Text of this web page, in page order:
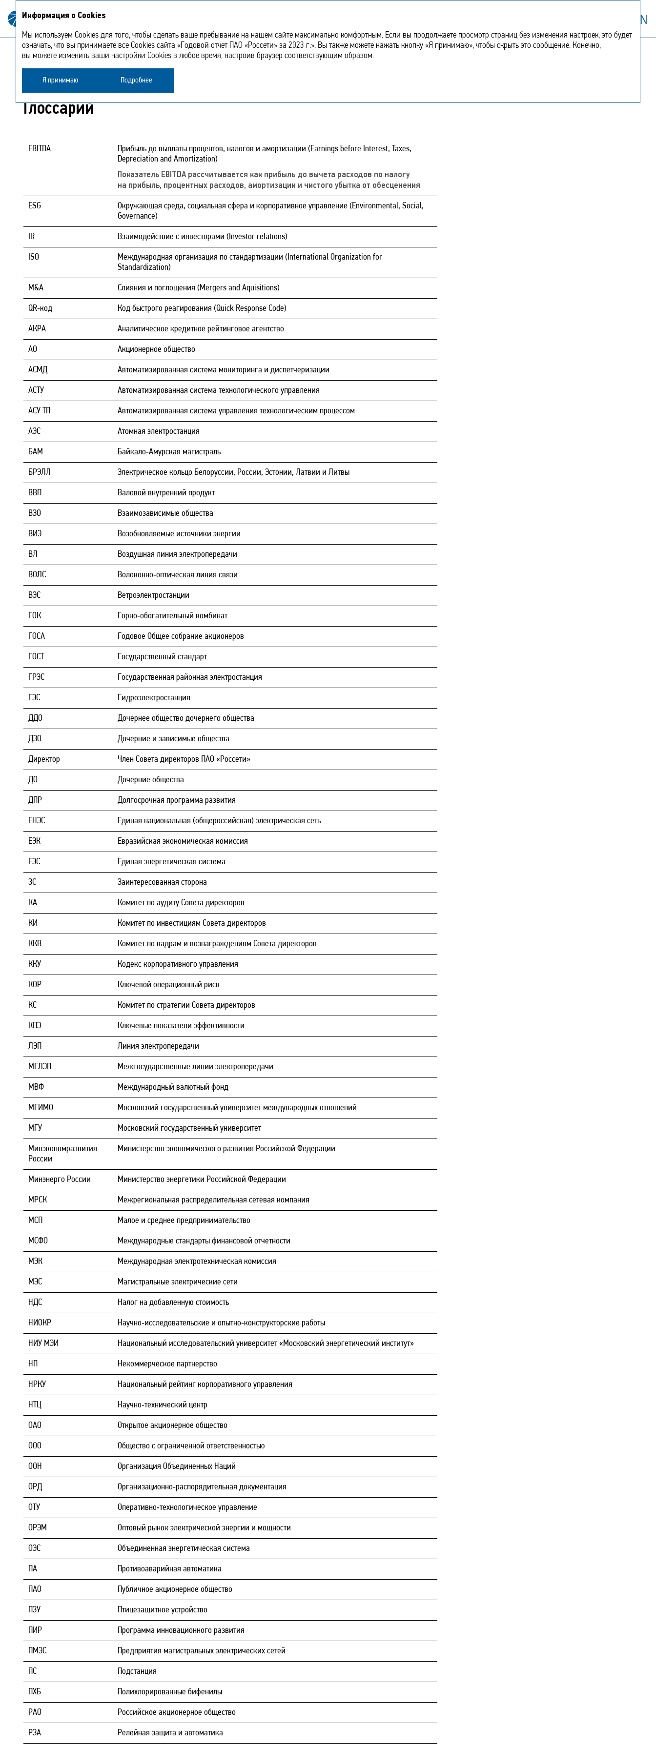
Годовой отчет
EN
Глоссарий
EBITDA
Прибыль до выплаты процентов, налогов и амортизации (Earnings before Interest, Taxes,
Depreciation and Amortization)
Показатель EBITDA рассчитывается как прибыль до вычета расходов по налогу
на прибыль, процентных расходов, амортизации и чистого убытка от обесценения
ESG
Окружающая среда, социальная сфера и корпоративное управление (Environmental, Social,
Governance)
IR Взаимодействие с инвесторами (Investor relations)
ISO
Международная организация по стандартизации (International Organization for
Standardization)
M&A Слияния и поглощения (Mergers and Aquisitions)
QR‑код Код быстрого реагирования (Quick Response Code)
АКРА Аналитическое кредитное рейтинговое агентство
АО Акционерное общество
АСМД Автоматизированная система мониторинга и диспетчеризации
АСТУ Автоматизированная система технологического управления
АСУ ТП Автоматизированная система управления технологическим процессом
АЭС Атомная электростанция
БАМ Байкало‑Амурская магистраль
БРЭЛЛ Электрическое кольцо Белоруссии, России, Эстонии, Латвии и Литвы
ВВП Валовой внутренний продукт
ВЗО Взаимозависимые общества
ВИЭ Возобновляемые источники энергии
ВЛ Воздушная линия электропередачи
ВОЛС Волоконно‑оптическая линия связи
ВЭС Ветроэлектростанции
ГОК Горно‑обогатительный комбинат
ГОСА Годовое Общее собрание акционеров
ГОСТ Государственный стандарт
ГРЭС Государственная районная электростанция
ГЭС Гидроэлектростанция
ДДО Дочернее общество дочернего общества
ДЗО Дочерние и зависимые общества
Директор Член Совета директоров ПАО «Россети»
ДО Дочерние общества
ДПР Долгосрочная программа развития
ЕНЭС Единая национальная (общероссийская) электрическая сеть
ЕЭК Евразийская экономическая комиссия
ЕЭС Единая энергетическая система
ЗС Заинтересованная сторона
КА Комитет по аудиту Совета директоров
КИ Комитет по инвестициям Совета директоров
ККВ Комитет по кадрам и вознаграждениям Совета директоров
ККУ Кодекс корпоративного управления
КОР Ключевой операционный риск
КС Комитет по стратегии Совета директоров
КПЭ Ключевые показатели эффективности
ЛЭП Линия электропередачи
МГЛЭП Межгосударственные линии электропередачи
МВФ Международный валютный фонд
МГИМО Московский государственный университет международных отношений
МГУ Московский государственный университет
Минэкономразвития
России
Министерство экономического развития Российской Федерации
Минэнерго России Министерство энергетики Российской Федерации
МРСК Межрегиональная распределительная сетевая компания
МСП Малое и среднее предпринимательство
МСФО Международные стандарты финансовой отчетности
МЭК Международная электротехническая комиссия
МЭС Магистральные электрические сети
НДС Налог на добавленную стоимость
НИОКР Научно‑исследовательские и опытно‑конструкторские работы
НИУ МЭИ Национальный исследовательский университет «Московский энергетический институт»
НП Некоммерческое партнерство
НРКУ Национальный рейтинг корпоративного управления
НТЦ Научно‑технический центр
ОАО Открытое акционерное общество
ООО Общество с ограниченной ответственностью
ООН Организация Объединенных Наций
ОРД Организационно‑распорядительная документация
ОТУ Оперативно‑технологическое управление
ОРЭМ Оптовый рынок электрической энергии и мощности
ОЭС Объединенная энергетическая система
ПА Противоаварийная автоматика
ПАО Публичное акционерное общество
ПЗУ Птицезащитное устройство
ПИР Программа инновационного развития
ПМЭС Предприятия магистральных электрических сетей
ПС Подстанция
ПХБ Полихлорированные бифенилы
РАО Российское акционерное общество
РЗА Релейная защита и автоматика
Информация о Cookies
Мы используем Cookies для того, чтобы сделать ваше пребывание на нашем сайте максимально комфортным. Если вы продолжаете просмотр страниц без изменения настроек, это будет
означать, что вы принимаете все Cookies сайта «Годовой отчет ПАО «Россети» за 2023 г.». Вы также можете нажать кнопку «Я принимаю», чтобы скрыть это сообщение. Конечно,
вы можете изменить ваши настройки Cookies в любое время, настроив браузер соответствующим образом.
Я принимаю Подробнее